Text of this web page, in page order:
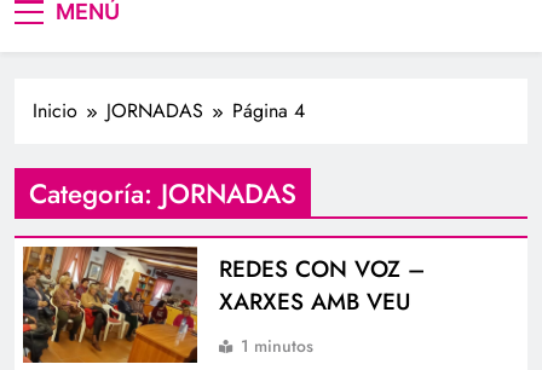
MENÚ
Inicio JORNADAS Página 4
Categoría: JORNADAS
REDES CON VOZ –
XARXES AMB VEU
1 minutos